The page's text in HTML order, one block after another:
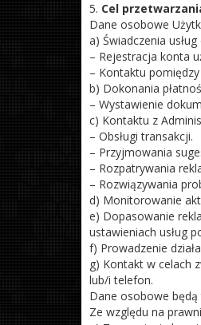
5. Cel
Dane osobowe
a) Świadczenia
– Rejestracja konta
– Kontaktu
b) Dokonania
– Wystawienie
c) Kontaktu z
– Obsługi transakcji.
– Przyjmowania
– Rozpatrywania
– Rozwiązywania
d) Monitorowanie
e) Dopasowanie
ustawieniach usług
f) Prowadzenie
g) Kontakt w celach
lub/i telefon.
Dane osobowe
Ze względu na